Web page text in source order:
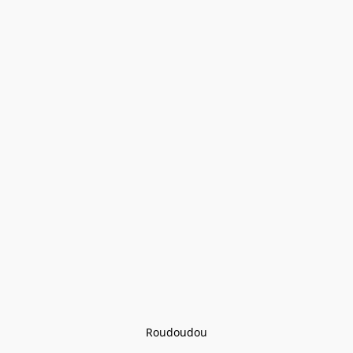
Roudoudou